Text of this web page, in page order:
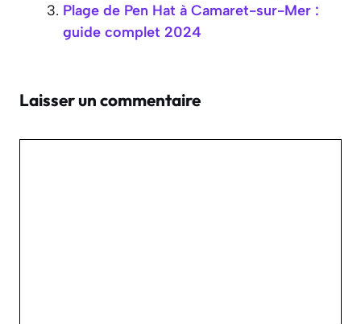
Plage de Pen Hat à Camaret-sur-Mer :
guide complet 2024
Laisser un commentaire